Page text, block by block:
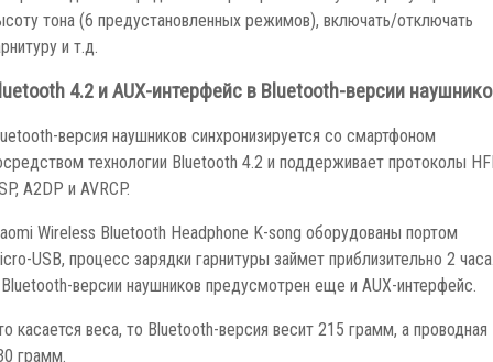
тона (6 предустановленных режимов), включать/отключать
и т.д.
4.2 и AUX-интерфейс в Bluetooth-версии
версия наушников синхронизируется со смартфоном
технологии Bluetooth 4.2 и поддерживает протоколы
A2DP и AVRCP.
Wireless Bluetooth Headphone K-song оборудованы портом
USB, процесс зарядки гарнитуры займет приблизительно 2
версии наушников предусмотрен еще и AUX-интерфейс.
касается веса, то Bluetooth-версия весит 215 грамм, а
грамм.